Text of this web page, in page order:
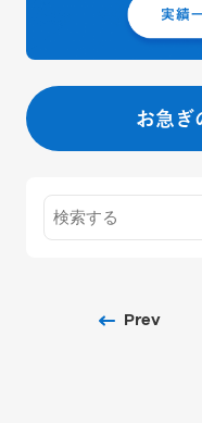
お急ぎ
Prev